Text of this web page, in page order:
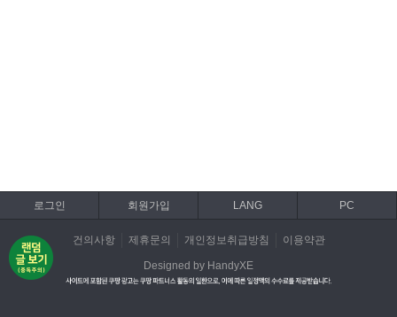
로그인 회원가입 LANG PC
건의사항 제휴문의 개인정보취급방침 이용약관
Designed by HandyXE